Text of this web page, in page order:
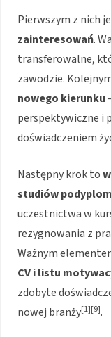
Pierwszym z nich
zainteresowań.
transferowalne,
zawodzie.
nowego kierunku
perspektywiczne i
doświadczeniem
Następny krok to
studiów
uczestnictwa w
rezygnowania z
Ważnym
CV i listu
zdobyte
nowej branży[1][9].